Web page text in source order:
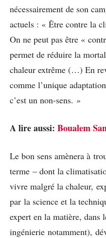
nécessairement de son
actuels : « Être contre la
On ne peut pas être «
permet de réduire la
chaleur extrême (…) En
comme l’unique
c’est un non-sens. »
A lire aussi: Boualem
Le bon sens amènera à
terme – dont la
vivre malgré la chaleur,
par la science et la
expert en la matière, dans
ingénierie notamment),